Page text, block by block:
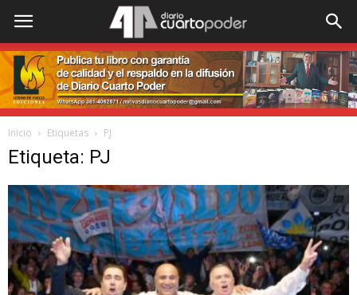
Inicio Etiquetas PJ
Etiqueta: PJ